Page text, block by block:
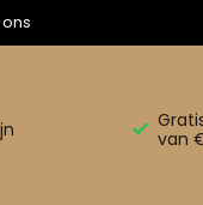
van